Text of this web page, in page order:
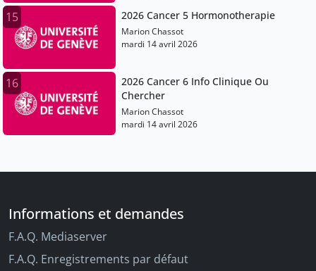
15 2026 Cancer 5 Hormonotherapie
Marion Chassot
mardi 14 avril 2026
16
2026 Cancer 6 Info Clinique Ou
Chercher
Marion Chassot
mardi 14 avril 2026
Informations et demandes
F.A.Q. Mediaserver
F.A.Q. Enregistrements par défaut